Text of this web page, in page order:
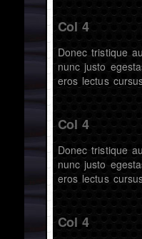
Col 4
Donec tristique
nunc justo
eros lectus
Col 4
Donec tristique
nunc justo
eros lectus
Col 4